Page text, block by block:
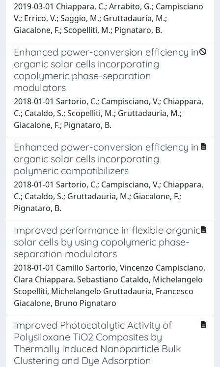
2019-03-01 Chiappara, C.; Arrabito, G.; Campisciano
V.; Errico, V.; Saggio, M.; Gruttadauria, M.;
Giacalone, F.; Scopelliti, M.; Pignataro, B.
Enhanced power-conversion efficiency in
organic solar cells incorporating
copolymeric phase-separation
modulators
2018-01-01 Sartorio, C.; Campisciano, V.; Chiappara,
C.; Cataldo, S.; Scopelliti, M.; Gruttadauria, M.;
Giacalone, F.; Pignataro, B.
Enhanced power-conversion efficiency in
organic solar cells incorporating
polymeric compatibilizers
2018-01-01 Sartorio, C.; Campisciano, V.; Chiappara,
C.; Cataldo, S.; Gruttadauria, M.; Giacalone, F.;
Pignataro, B.
Improved performance in flexible organic
solar cells by using copolymeric phase-
separation modulators
2018-01-01 Camillo Sartorio, Vincenzo Campisciano,
Clara Chiappara, Sebastiano Cataldo, Michelangelo
Scopelliti, Michelangelo Gruttadauria, Francesco
Giacalone, Bruno Pignataro
Improved Photocatalytic Activity of
Polysiloxane TiO2 Composites by
Thermally Induced Nanoparticle Bulk
Clustering and Dye Adsorption